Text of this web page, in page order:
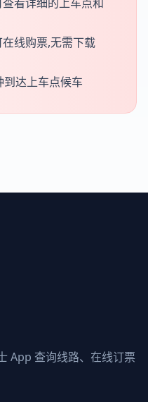
线购票,无需下载
达上车点候车
App 查询线路、在线订票